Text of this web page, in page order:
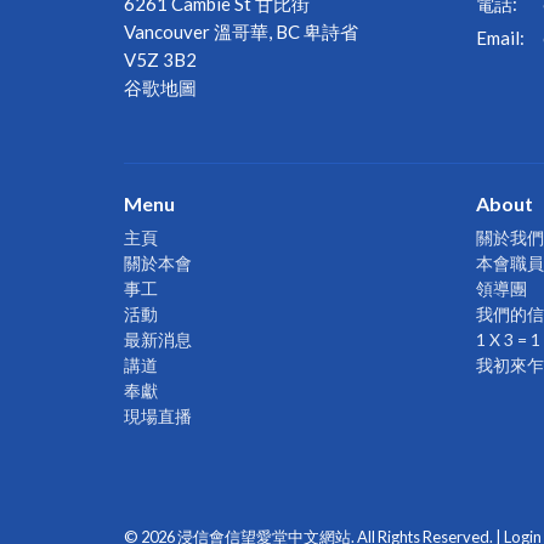
Vancouver 溫哥華, BC 卑詩省
V5Z 3B2
谷歌地圖
Email:
Menu
主頁
關於本會
事工
活動
最新消息
講道
奉獻
現場直播
About
關於我們
本會職員
領導團
我們的
1 X 3 =
我初來
© 2026 浸信會信望愛堂中文網站. All Rights Reserved. | Login